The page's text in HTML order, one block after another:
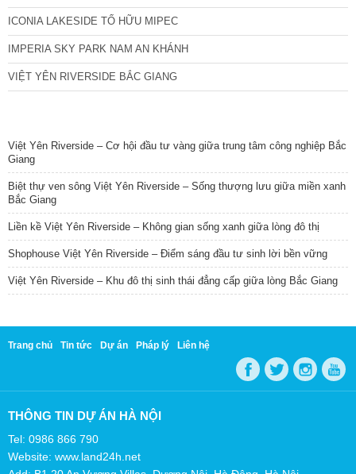
ICONIA LAKESIDE TỐ HỮU MIPEC
IMPERIA SKY PARK NAM AN KHÁNH
VIỆT YÊN RIVERSIDE BẮC GIANG
Việt Yên Riverside – Cơ hội đầu tư vàng giữa trung tâm công nghiệp Bắc
Giang
Biệt thự ven sông Việt Yên Riverside – Sống thượng lưu giữa miền xanh
Bắc Giang
Liền kề Việt Yên Riverside – Không gian sống xanh giữa lòng đô thị
Shophouse Việt Yên Riverside – Điểm sáng đầu tư sinh lời bền vững
Việt Yên Riverside – Khu đô thị sinh thái đẳng cấp giữa lòng Bắc Giang
Trang chủ Tin tức Dự án Pháp lý Liên hệ
THÔNG TIN DỰ ÁN HÀ NỘI
Tel: 0986 866 790
Website: www.land24h.net